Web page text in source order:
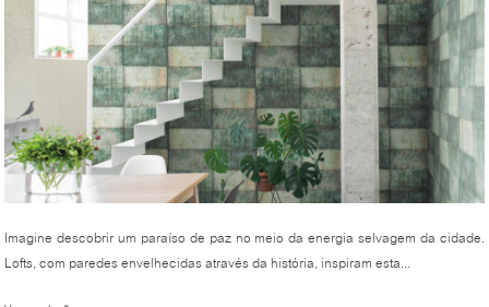
Imagine descobrir um paraíso de paz no meio da energia selvagem da cidade.
Lofts, com paredes envelhecidas através da história, inspiram esta...